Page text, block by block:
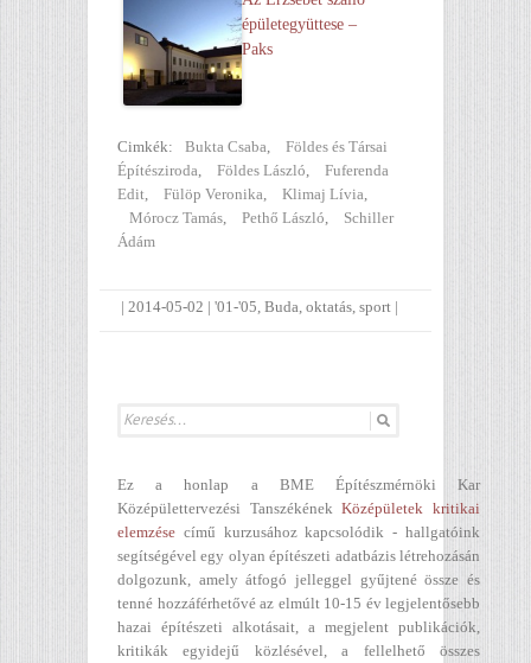
épületegyüttese –
Paks
Cimkék: Bukta Csaba
Földes és Társai
Építésziroda
Földes László
Fuferenda
Edit
Fülöp Veronika Klimaj Lívia
Mórocz Tamás
Pethő László
Schiller
Ádám
| 2014-05-02 | '01-'05 Buda oktatás sport |
Ez a honlap a BME Építészmérnöki Kar
Középülettervezési TanszékénekKözépületek kritikai
elemzése című kurzusához kapcsolódik - hallgatóink
segítségével egy olyan építészeti adatbázis létrehozásán
dolgozunk, amely átfogó jelleggel gyűjtené össze és
tenné hozzáférhetővé az elmúlt 10-15 év legjelentősebb
hazai építészeti alkotásait, a megjelent publikációk,
kritikák egyidejű közlésével, a fellelhető összes